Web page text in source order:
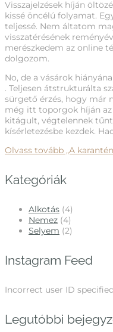
Visszajelzések híján
kissé öncélú folyamat.
teljessé. Nem áltatom
visszatérésének
merészkedem az online
dolgozom.
No, de a vásárok
. Teljesen átstrukturálta
sürgető érzés, hogy már
még itt toporgok híján az
kitágult, végtelennek
kísérletezésbe kezdek.
Olvass tovább „A
Kategóriák
Alkotás (4)
Nemez (4)
Selyem (2)
Instagram Feed
Incorrect user ID
Legutóbbi